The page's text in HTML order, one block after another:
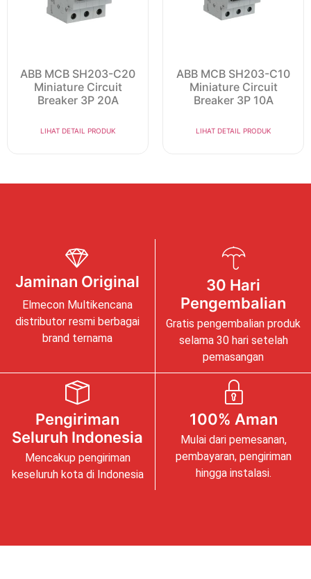
ABB MCB SH203-C20
Miniature Circuit
Breaker 3P 20A
LIHAT DETAIL PRODUK
ABB MCB SH203-C10
Miniature Circuit
Breaker 3P 10A
LIHAT DETAIL PRODUK
Jaminan Original
Elmecon Multikencana
distributor resmi berbagai
brand ternama
30 Hari
Pengembalian
Gratis pengembalian produk
selama 30 hari setelah
pemasangan
Pengiriman
Seluruh Indonesia
Mencakup pengiriman
keseluruh kota di Indonesia
100% Aman
Mulai dari pemesanan,
pembayaran, pengiriman
hingga instalasi.